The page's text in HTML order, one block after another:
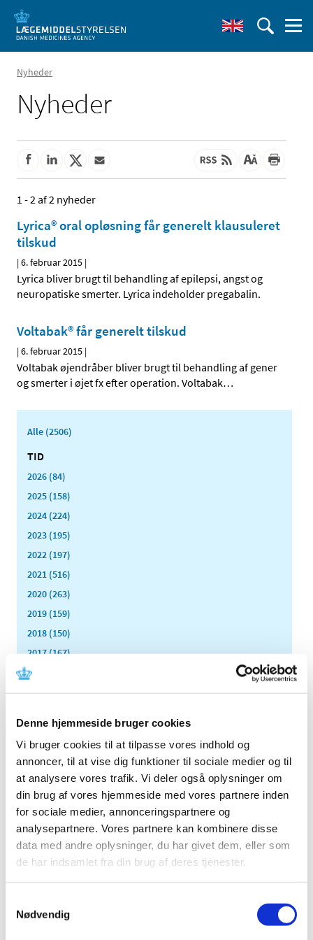
Denne hjemmeside bruger cookies
Vi bruger cookies til at tilpasse vores indhold og
annoncer, til at vise dig funktioner til sociale medier og til
at analysere vores trafik. Vi deler også oplysninger om
din brug af vores hjemmeside med vores partnere inden
for sociale medier, annonceringspartnere og
analysepartnere. Vores partnere kan kombinere disse
data med andre oplysninger, du har givet dem, eller som
de har indsamlet fra din brug af deres tjenester.
Nødvendig
Nyheder
Nyheder
1 - 2 af 2 nyheder
Lyrica® oral opløsning får generelt klausuleret
tilskud
|6. februar 2015 |
Lyrica bliver brugt til behandling af epilepsi, angst og
neuropatiske smerter. Lyrica indeholder pregabalin.
Voltabak® får generelt tilskud
|6. februar 2015 |
Voltabak øjendråber bliver brugt til behandling af gener
og smerter i øjet fx efter operation. Voltabak…
Alle (2506)
TID
2026 (84)
2025 (158)
2024 (224)
2023 (195)
2022 (197)
2021 (516)
2020 (263)
2019 (159)
2018 (150)
2017 (167)
2016 (167)
2015 (33)
november (4)
oktober (2)
september (3)
august (2)
juni (9)
maj (2)
marts (2)
februar (2)
2013 (49)